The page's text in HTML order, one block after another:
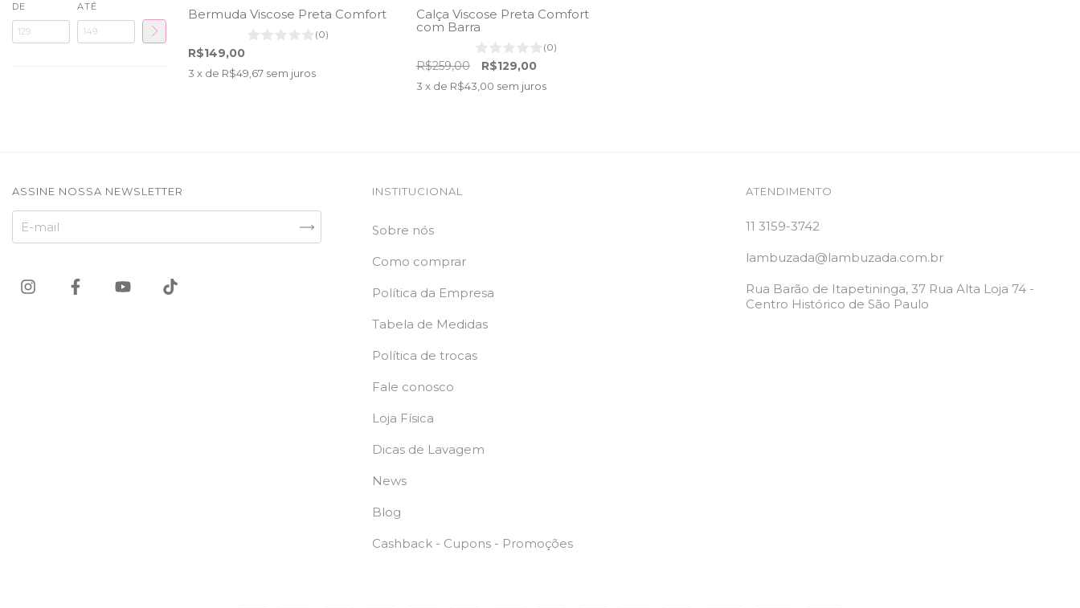
DE ATÉ
Bermuda Viscose Preta Comfort
(0)
R$149,00
3 x de R$49,67 sem juros
Calça Viscose Preta Comfort
com Barra
(0)
R$259,00 R$129,00
3 x de R$43,00 sem juros
ASSINE NOSSA NEWSLETTER INSTITUCIONAL
Sobre nós
Como comprar
Política da Empresa
Tabela de Medidas
Política de trocas
Fale conosco
Loja Física
Dicas de Lavagem
News
Blog
Cashback - Cupons - Promoções
ATENDIMENTO
11 3159-3742
lambuzada@lambuzada.com.br
Rua Barão de Itapetininga, 37 Rua Alta Loja 74 -
Centro Histórico de São Paulo